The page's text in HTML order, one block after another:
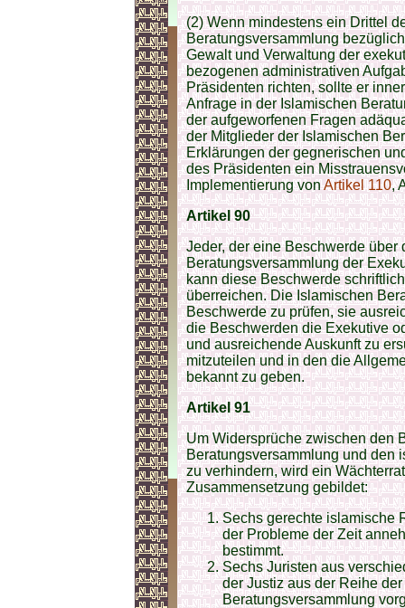
(2) Wenn mindestens ein Drittel
Beratungsversammlung
Gewalt und Verwaltung der
bezogenen administrativen
Präsidenten richten, sollte er
Anfrage in der Islamischen
der aufgeworfenen Fragen
der Mitglieder der Islamischen
Erklärungen der gegnerischen
des Präsidenten ein
Implementierung vonArtikel 110,
Artikel 90
Jeder, der eine Beschwerde
Beratungsversammlung der
kann diese Beschwerde
überreichen. Die Islamischen
Beschwerde zu prüfen, sie
die Beschwerden die Exekutive
und ausreichende Auskunft zu
mitzuteilen und in den die
bekannt zu geben.
Artikel 91
Um Widersprüche zwischen den
Beratungsversammlung und den
zu verhindern, wird ein
Zusammensetzung gebildet:
Sechs gerechte islamische
der Probleme der Zeit
bestimmt.
Sechs Juristen aus
der Justiz aus der Reihe
Beratungsversammlung